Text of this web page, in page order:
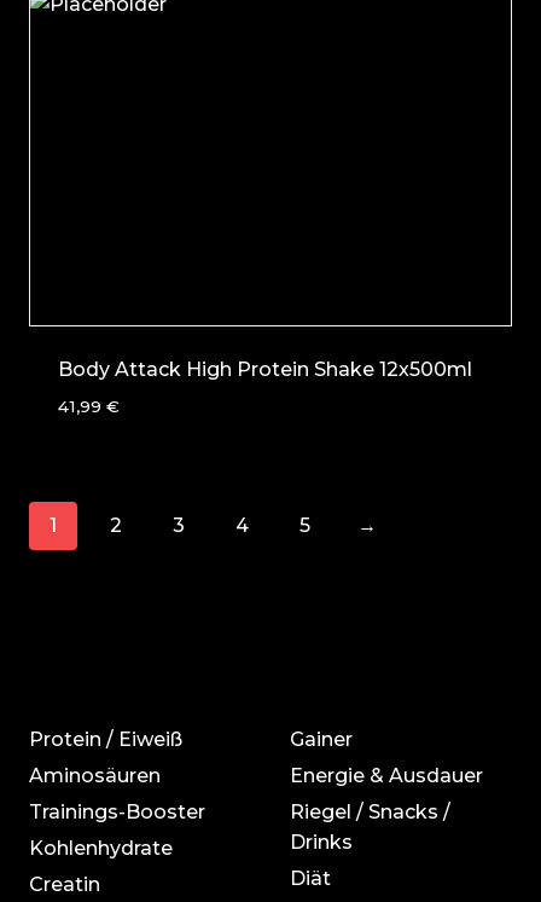
Body Attack High Protein Shake 12x500ml
41,99 €
1 2 3 4 5 →
Protein / Eiweiß
Aminosäuren
Trainings-Booster
Kohlenhydrate
Creatin
Gainer
Energie & Ausdauer
Riegel / Snacks /
Drinks
Diät